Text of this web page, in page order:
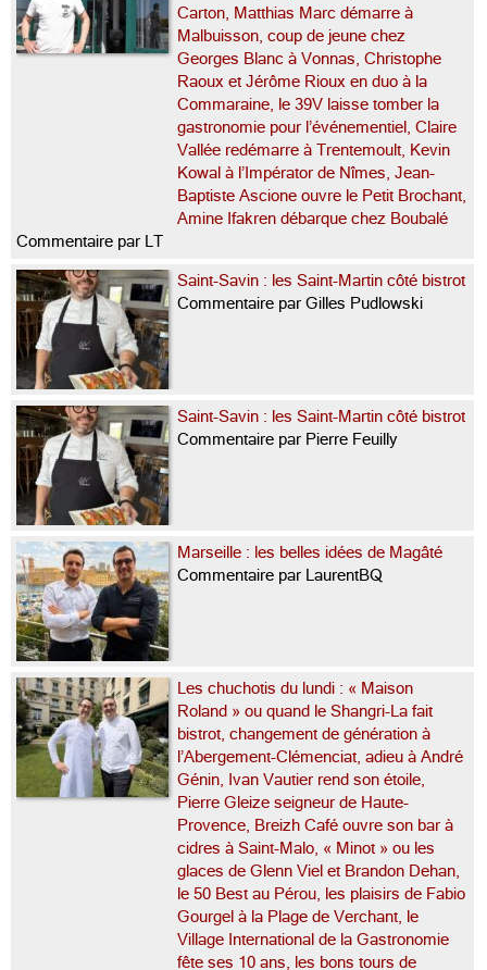
Carton, Matthias Marc démarre à
Malbuisson, coup de jeune chez
Georges Blanc à Vonnas, Christophe
Raoux et Jérôme Rioux en duo à la
Commaraine, le 39V laisse tomber la
gastronomie pour l’événementiel, Claire
Vallée redémarre à Trentemoult, Kevin
Kowal à l’Impérator de Nîmes, Jean-
Baptiste Ascione ouvre le Petit Brochant,
Amine Ifakren débarque chez Boubalé
Commentaire par LT
Saint-Savin : les Saint-Martin côté bistrot
Commentaire par Gilles Pudlowski
Saint-Savin : les Saint-Martin côté bistrot
Commentaire par Pierre Feuilly
Marseille : les belles idées de Magâté
Commentaire par LaurentBQ
Les chuchotis du lundi : « Maison
Roland » ou quand le Shangri-La fait
bistrot, changement de génération à
l’Abergement-Clémenciat, adieu à André
Génin, Ivan Vautier rend son étoile,
Pierre Gleize seigneur de Haute-
Provence, Breizh Café ouvre son bar à
cidres à Saint-Malo, « Minot » ou les
glaces de Glenn Viel et Brandon Dehan,
le 50 Best au Pérou, les plaisirs de Fabio
Gourgel à la Plage de Verchant, le
Village International de la Gastronomie
fête ses 10 ans, les bons tours de